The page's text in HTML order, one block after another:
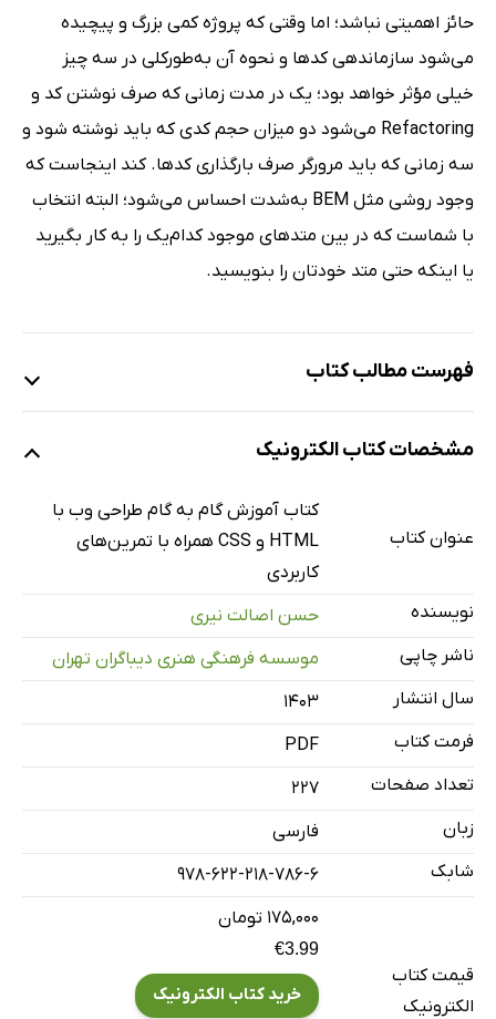
حائز اهمیتی نباشد؛ اما وقتی که پروژه کمی بزرگ و پیچیده
می‌شود سازماندهی کدها و نحوه آن به‌طورکلی در سه چیز
خیلی مؤثر خواهد بود؛ یک در مدت زمانی که صرف نوشتن کد و
Refactoring می‌شود دو میزان حجم کدی که باید نوشته شود و
سه زمانی که باید مرورگر صرف بارگذاری کدها. کند اینجاست که
وجود روشی مثل BEM به‌شدت احساس می‌شود؛ البته انتخاب
با شماست که در بین متدهای موجود کدام‌یک را به کار بگیرید
یا اینکه حتی متد خودتان را بنویسید.
فهرست مطالب کتاب
عناصر خطی و بلاک
خوانایی فایل HTML
لیست‌ها
عناصر معنایی خطی
لینک‌ها
تصاویر
فرم‌ها
SVG چیست و چرا باید از آن استفاده کنیم؟
مشخصات کتاب الکترونیک
عنوان کتاب
کتاب آموزش گام به گام طراحی وب با
HTML و CSS همراه با تمرین‌های
کاربردی
نویسنده
حسن اصالت نیری
ناشر چاپی
موسسه فرهنگی هنری دیباگران تهران
سال انتشار
۱۴۰۳
فرمت کتاب
PDF
تعداد صفحات
227
زبان
فارسی
شابک
978-622-218-786-6
قیمت کتاب
الکترونیک
۱۷۵,۰۰۰ تومان
€3.99
خرید کتاب الکترونیک